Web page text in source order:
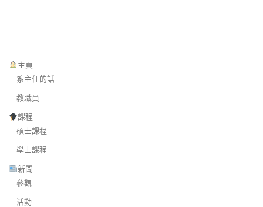
主頁
系主任的話
教職員
課程
碩士課程
學士課程
新聞
參觀
活動